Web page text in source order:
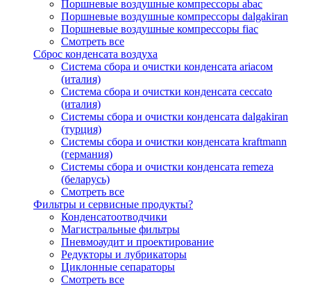
Поршневые воздушные компрессоры abac
Поршневые воздушные компрессоры dalgakiran
Поршневые воздушные компрессоры fiac
Смотреть все
Сброс конденсата воздуха
Система сбора и очистки конденсата ariacом
(италия)
Система сбора и очистки конденсата ceccato
(италия)
Системы сбора и очистки конденсата dalgakiran
(турция)
Системы сбора и очистки конденсата kraftmann
(германия)
Системы сбора и очистки конденсата remeza
(беларусь)
Смотреть все
Фильтры и сервисные продукты?
Конденсатоотводчики
Магистральные фильтры
Пневмоаудит и проектирование
Редукторы и лубрикаторы
Циклонные сепараторы
Смотреть все